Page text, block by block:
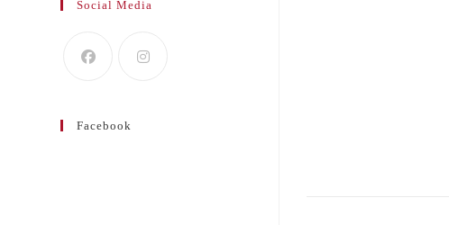
Social Media
Facebook